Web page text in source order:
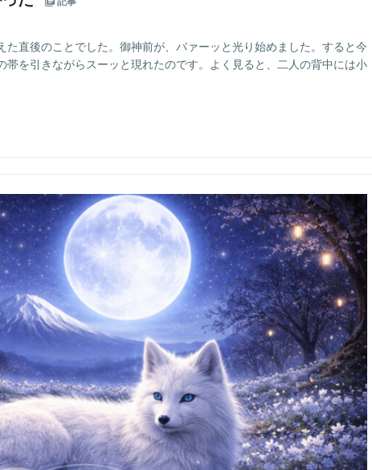
た直後のことでした。御神前が、パァーッと光り始めました。すると今
帯を引きながらスーッと現れたのです。よく見ると、二人の背中には小